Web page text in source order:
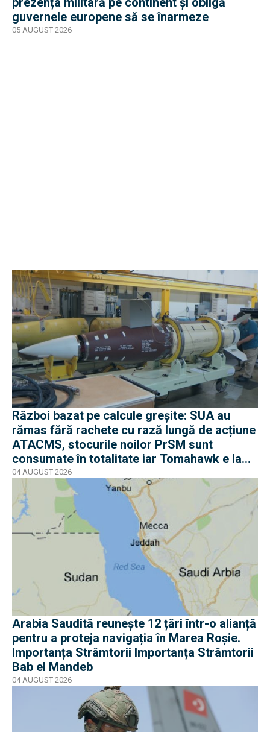
guvernele europene să se înarmeze
05 AUGUST 2026
Război bazat pe calcule greșite: SUA au
rămas fără rachete cu rază lungă de acțiune
ATACMS, stocurile noilor PrSM sunt
consumate în totalitate iar Tomahawk e la
jumătate
04 AUGUST 2026
Arabia Saudită reunește 12 țări într-o alianță
pentru a proteja navigația în Marea Roșie.
Importanța Strâmtorii Importanța Strâmtorii
Bab el Mandeb
04 AUGUST 2026